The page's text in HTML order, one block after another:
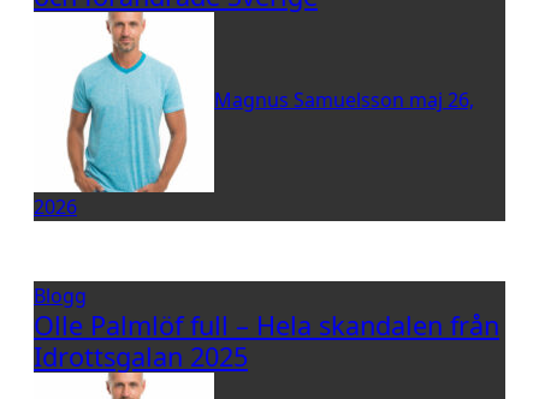
Magnus Samuelsson maj 26,
2026
Blogg
Olle Palmlöf full – Hela skandalen från
Idrottsgalan 2025